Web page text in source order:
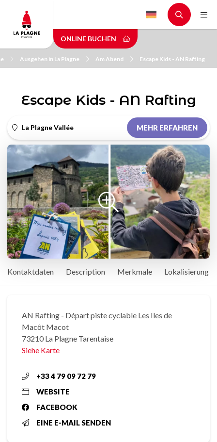
main
content
ONLINE BUCHEN
Ausgehen in La Plagne Am Abend Escape Kids - AN Rafting
Escape Kids - AN Rafting
La Plagne Vallée MEHR ERFAHREN
Kontaktdaten Description Merkmale Lokalisierung
AN Rafting - Départ piste cyclable Les Iles de
Macôt Macot
73210 La Plagne Tarentaise
Siehe Karte
+33 4 79 09 72 79
WEBSITE
FACEBOOK
EINE E-MAIL SENDEN